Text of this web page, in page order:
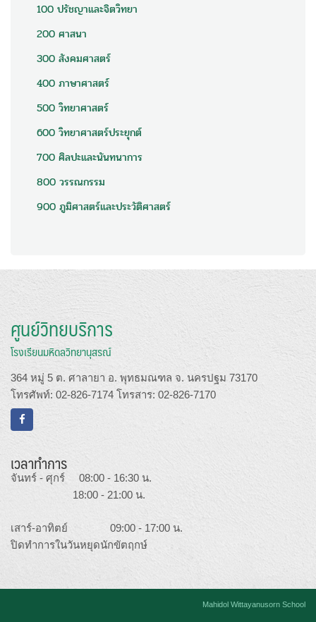
100 ปรัชญาและจิตวิทยา
200 ศาสนา
300 สังคมศาสตร์
400 ภาษาศาสตร์
500 วิทยาศาสตร์
600 วิทยาศาสตร์ประยุกต์
700 ศิลปะและนันทนาการ
800 วรรณกรรม
900 ภูมิศาสตร์และประวัติศาสตร์
ศูนย์วิทยบริการ
โรงเรียนมหิดลวิทยานุสรณ์
364 หมู่ 5 ต. ศาลายา อ. พุทธมณฑล จ. นครปฐม 73170
โทรศัพท์: 02-826-7174 โทรสาร: 02-826-7170
เวลาทำการ
จันทร์ - ศุกร์ 08:00 - 16:30 น.
18:00 - 21:00 น.
เสาร์-อาทิตย์ 09:00 - 17:00 น.
ปิดทำการในวันหยุดนักขัตฤกษ์
Mahidol Wittayanusorn School